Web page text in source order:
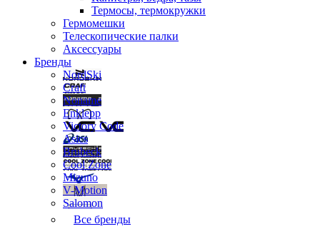
Термосы, термокружки
Гермомешки
Телескопические палки
Аксессуары
Бренды
NordSki
Craft
Noname
Enklepp
Victory Code
Asics
Brubeck
Cool Zone
Mizuno
V-Motion
Salomon
Все бренды